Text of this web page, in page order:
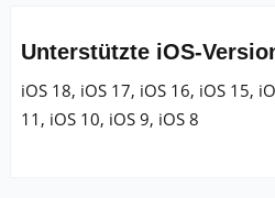
Unterstützte iOS-
iOS 18, iOS 17, iOS 16, iOS 15,
11, iOS 10, iOS 9, iOS 8